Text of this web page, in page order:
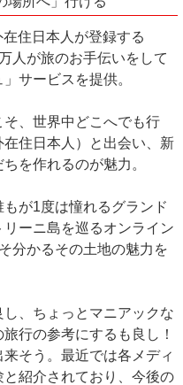
住日本人が登録する
人が旅のお手伝いをして
サービスを提供。
そ、世界中どこへでも行
住日本人）と出会い、新
を作れるのが魅力。
が1度は憧れるグランド
ーニ島を巡るオンライン
分かるその土地の魅力を
、ちょっとマニアックな
行の参考にするも良し！
そう。最近では各メディ
紹介されており、今後の